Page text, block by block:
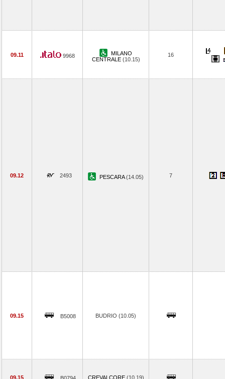
09.11 9968
MILANO
CENTRALE (10.15)
16
09.12 2493 PESCARA(14.05) 7
09.15 B5008 BUDRIO (10.05)
09.15 CREVALCORE (10.19)